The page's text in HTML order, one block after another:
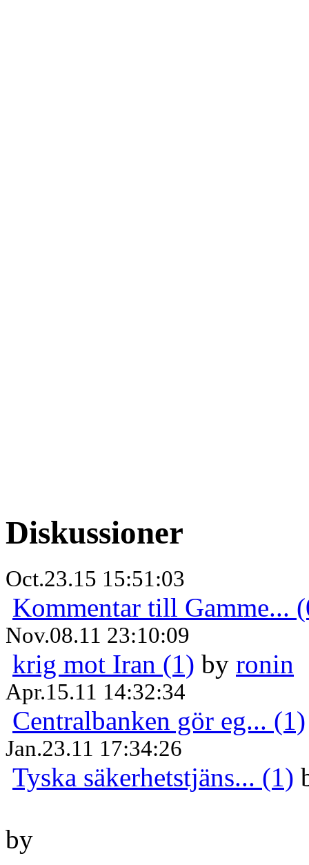
Diskussioner
Oct.23.15 15:51:03
Kommentar till Gamme...
Nov.08.11 23:10:09
krig mot Iran (1) by ronin
Apr.15.11 14:32:34
Centralbanken gör eg... (1)
Jan.23.11 17:34:26
Tyska säkerhetstjäns... (1)
by